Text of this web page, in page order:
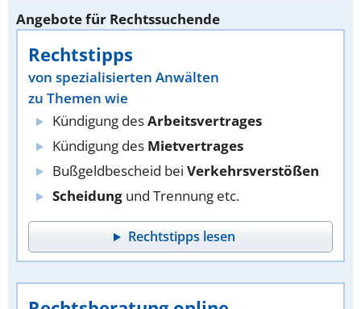
Angebote für Rechtssuchende
Rechtstipps
von spezialisierten Anwälten
zu Themen wie
Kündigung desArbeitsvertrages
Kündigung des Mietvertrages
Bußgeldbescheid bei Verkehrsverstößen
Scheidung und Trennung etc.
Rechtstipps lesen